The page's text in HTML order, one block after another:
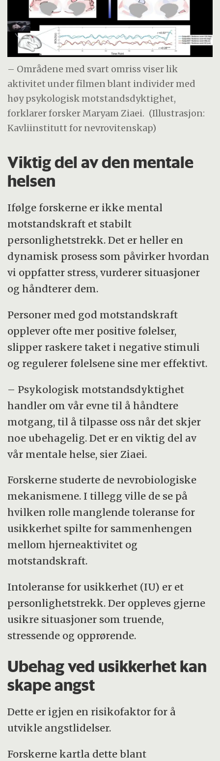
– Områdene med svart omriss viser lik
aktivitet under filmen blant individer med
høy psykologisk motstandsdyktighet,
forklarer forsker Maryam Ziaei. (Illustrasjon:
Kavliinstitutt for nevrovitenskap)
Viktig del av den mentale
helsen
Ifølge forskerne er ikke mental
motstandskraft et stabilt
personlighetstrekk. Det er heller en
dynamisk prosess som påvirker hvordan
vi oppfatter stress, vurderer situasjoner
og håndterer dem.
Personer med god motstandskraft
opplever ofte mer positive følelser,
slipper raskere taket i negative stimuli
og regulerer følelsene sine mer effektivt.
– Psykologisk motstandsdyktighet
handler om vår evne til å håndtere
motgang, til å tilpasse oss når det skjer
noe ubehagelig. Det er en viktig del av
vår mentale helse, sier Ziaei.
Forskerne studerte de nevrobiologiske
mekanismene. I tillegg ville de se på
hvilken rolle manglende toleranse for
usikkerhet spilte for sammenhengen
mellom hjerneaktivitet og
motstandskraft.
Intoleranse for usikkerhet (IU) er et
personlighetstrekk. Der oppleves gjerne
usikre situasjoner som truende,
stressende og opprørende.
Ubehag ved usikkerhet kan
skape angst
Dette er igjen en risikofaktor for å
utvikle angstlidelser.
Forskerne kartla dette blant